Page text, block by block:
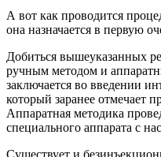
А вот как проводится
она назначается в первую
Добиться вышеуказанных
ручным методом и
заключается во введении
который заранее отмечает
Аппаратная методика
специального аппарата с